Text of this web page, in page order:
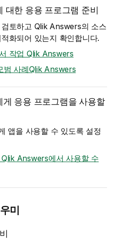
대한 응용 프로그램 준비
토하고 Qlik Answers의 소스
화되어 있는지 확인합니다.
작업 Qlik Answers
범 사례Qlik Answers
게 응용 프로그램을 사용할
앱을 사용할 수 있도록 설정
Answers에서 사용할 수
미